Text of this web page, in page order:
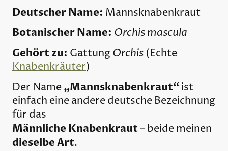
Deutscher Name: Mannsknabenkraut
Botanischer Name: Orchis mascula
Gehört zu: GattungOrchis (Echte
Knabenkräuter)
Der Name„Mannsknabenkraut“ ist
einfach eine andere deutsche Bezeichnung
für das
Männliche Knabenkraut– beide meinen
dieselbe Art.